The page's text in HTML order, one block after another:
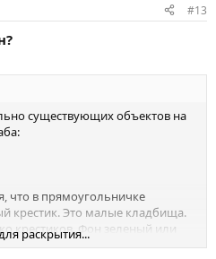
#13
существующих объектов на
что в прямоугольничке
крестик. Это малые кладбища.
крестиков. Фон зеленый или
раскрытия...